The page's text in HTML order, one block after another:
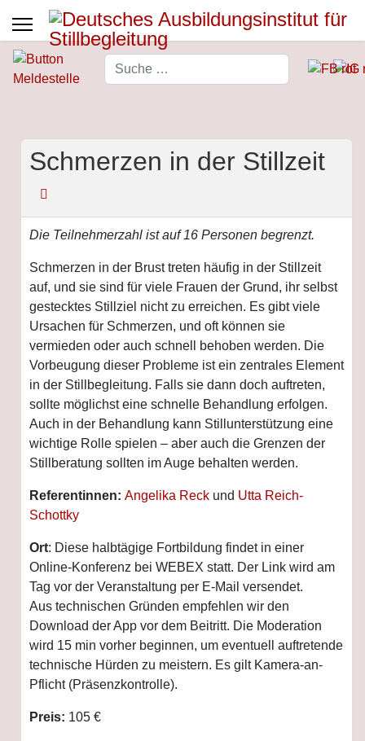
Suchen
Schmerzen in der Stillzeit
Die Teilnehmerzahl ist auf 16 Personen begrenzt.
Schmerzen in der Brust treten häufig in der Stillzeit
auf, und sie sind für viele Frauen der Grund, ihr selbst
gestecktes Stillziel nicht zu erreichen. Es gibt viele
Ursachen für Schmerzen, und oft können sie
vermieden oder auch schnell behoben werden. Die
Vorbeugung dieser Probleme ist ein zentrales Element
in der Stillbegleitung. Falls sie dann doch auftreten,
sollte möglichst eine schnelle Behandlung erfolgen.
Auch in der Behandlung kann Stillunterstützung eine
wichtige Rolle spielen – aber auch die Grenzen der
Stillberatung sollten im Auge behalten werden.
Referentinnen: Angelika Reck und Utta Reich-
Schottky
Ort: Diese halbtägige Fortbildung findet in einer
Online-Konferenz bei WEBEX statt. Der Link wird am
Tag vor der Veranstaltung per E-Mail versendet.
Aus technischen Gründen empfehlen wir den
Download der App vor dem Beitritt. Die Moderation
wird 15 min vorher beginnen, um eventuell auftretende
technische Hürden zu meistern. Es gilt Kamera-an-
Pflicht (Präsenzkontrolle).
Preis: 105 €